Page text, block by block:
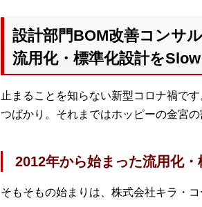
設計部門BOM改善コンサ
流用化・標準化設計を
止まることを知らない新型コロナ禍で
つばかり。それまではホッピーの金宮
2012年から始まった流用化
そもそもの始まりは、株式会社キラ・